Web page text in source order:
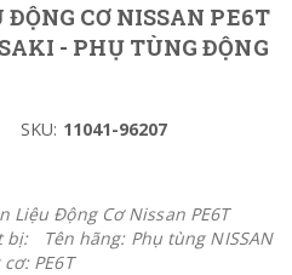
CƠ NISSAN PE6T
- PHỤ TÙNG ĐỘNG
SKU: 11041-96207
Liệu Động Cơ Nissan PE6T
bị: Tên hãng: Phụ tùng NISSAN
PE6T